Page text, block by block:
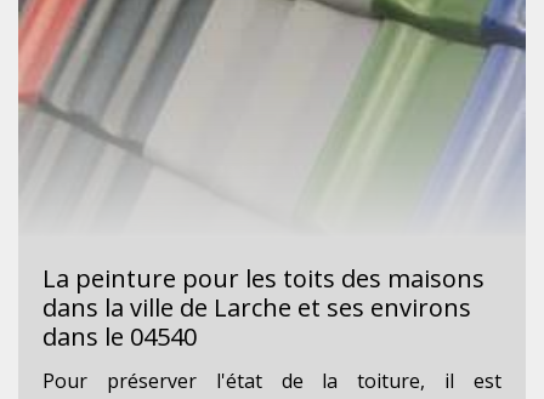
La peinture pour les toits des maisons
dans la ville de Larche et ses environs
dans le 04540
Pour préserver l'état de la toiture, il est